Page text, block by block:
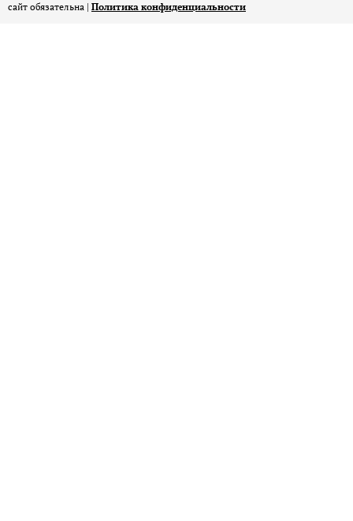
сайт обязательна | Политика конфиденциальности